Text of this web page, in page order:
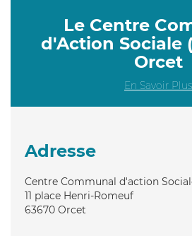
Le Centre
d'Action Sociale
Orcet
En Savoir Plus
Adresse
Centre Communal d'action
11 place Henri-Romeuf
63670 Orcet